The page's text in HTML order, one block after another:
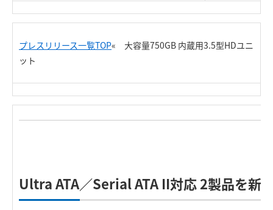
プレスリリース一覧TOP« 大容量750GB 内蔵用3.5型HDユニ
ット
Ultra ATA／Serial ATA II対応 2製品を新